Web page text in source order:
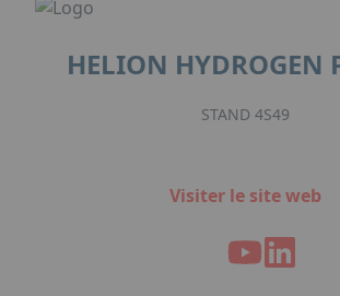
HELION HYDROGEN
STAND 4S49
Visiter le site web